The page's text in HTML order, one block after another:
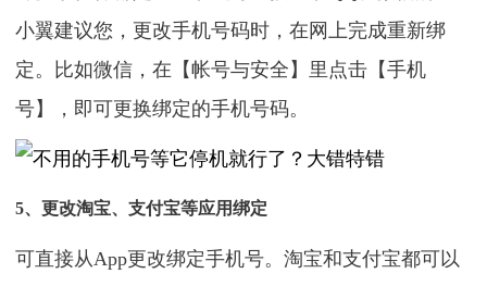
小翼建议您，更改手机号码时，在网上完成重新绑
定。比如微信，在【帐号与安全】里点击【手机
号】，即可更换绑定的手机号码。
5、更改淘宝、支付宝等应用绑定
可直接从App更改绑定手机号。淘宝和支付宝都可以